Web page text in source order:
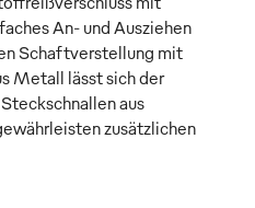
An- und Ausziehen
Schaftverstellung mit
Metall lässt sich der
aus
zusätzlichen